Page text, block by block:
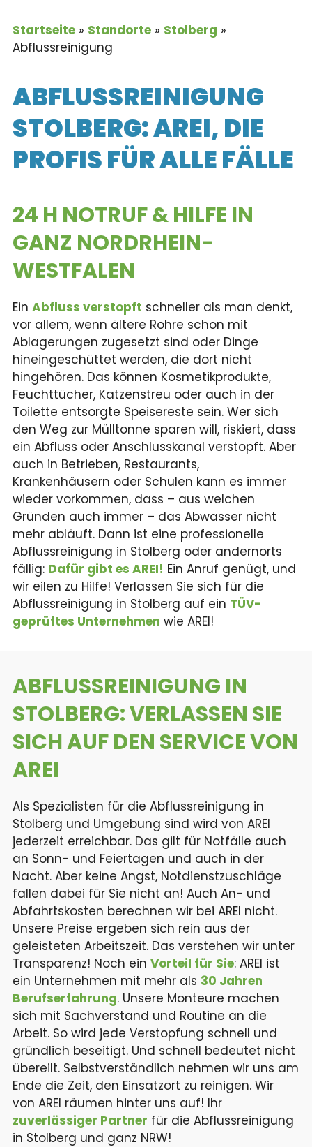
Startseite » Standorte » Stolberg »
Abflussreinigung
ABFLUSSREINIGUNG
STOLBERG:AREI, DIE
PROFIS FÜR ALLE FÄLLE
24 H NOTRUF & HILFE IN
GANZ NORDRHEIN-
WESTFALEN
EinAbfluss verstopft schneller als man denkt,
vor allem, wenn ältere Rohre schon mit
Ablagerungen zugesetzt sind oder Dinge
hineingeschüttet werden, die dort nicht
hingehören. Das können Kosmetikprodukte,
Feuchttücher, Katzenstreu oder auch in der
Toilette entsorgte Speisereste sein. Wer sich
den Weg zur Mülltonne sparen will, riskiert, dass
ein Abfluss oder Anschlusskanal verstopft. Aber
auch in Betrieben, Restaurants,
Krankenhäusern oder Schulen kann es immer
wieder vorkommen, dass – aus welchen
Gründen auch immer – das Abwasser nicht
mehr abläuft. Dann ist eine professionelle
Abflussreinigung in Stolberg oder andernorts
fällig: Dafür gibt es AREI! Ein Anruf genügt, und
wir eilen zu Hilfe! Verlassen Sie sich für die
Abflussreinigung in Stolberg auf ein TÜV-
geprüftes Unternehmen wie AREI!
ABFLUSSREINIGUNG IN
STOLBERG:VERLASSEN SIE
SICH AUF DEN SERVICE VON
AREI
Als Spezialisten für die Abflussreinigung in
Stolberg und Umgebung sind wird von AREI
jederzeit erreichbar. Das gilt für Notfälle auch
an Sonn- und Feiertagen und auch in der
Nacht. Aber keine Angst, Notdienstzuschläge
fallen dabei für Sie nicht an! Auch An- und
Abfahrtskosten berechnen wir bei AREI nicht.
Unsere Preise ergeben sich rein aus der
geleisteten Arbeitszeit. Das verstehen wir unter
Transparenz! Noch einVorteil für Sie: AREI ist
ein Unternehmen mit mehr als 30 Jahren
Berufserfahrung. Unsere Monteure machen
sich mit Sachverstand und Routine an die
Arbeit. So wird jede Verstopfung schnell und
gründlich beseitigt. Und schnell bedeutet nicht
übereilt. Selbstverständlich nehmen wir uns am
Ende die Zeit, den Einsatzort zu reinigen. Wir
von AREI räumen hinter uns auf! Ihr
zuverlässiger Partner für die Abflussreinigung
in Stolberg und ganz NRW!